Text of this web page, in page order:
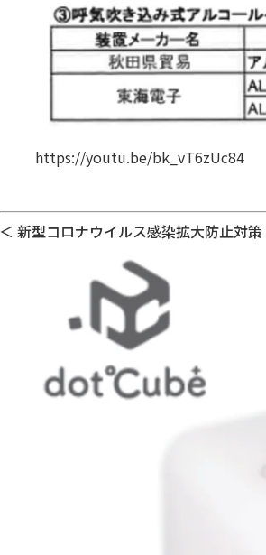
https://youtu.be/bk_vT6zUc84
＜ 新型コロナウイルス感染拡大防止対